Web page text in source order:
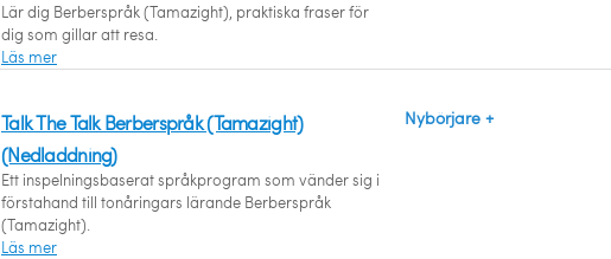
Lär dig Berberspråk (Tamazight), praktiska fraser för
dig som gillar att resa.
Läs mer
Talk The Talk Berberspråk (Tamazight)
(Nedladdning)
Ett inspelningsbaserat språkprogram som vänder sig i
förstahand till tonåringars lärande Berberspråk
(Tamazight).
Läs mer
Nybörjare +